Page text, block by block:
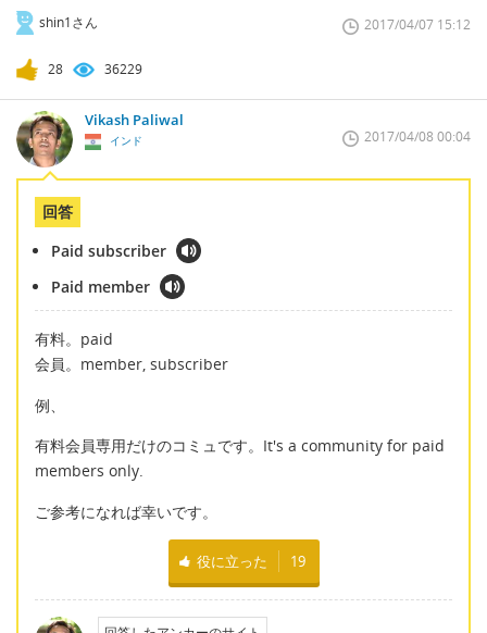
shin1さん 2017/04/07 15:12
28 36229
Vikash Paliwal
インド 2017/04/08 00:04
回答
Paid subscriber
Paid member
有料。paid
会員。member, subscriber
例、
有料会員専用だけのコミュです。It's a community for paid
members only.
ご参考になれば幸いです。
役に立った 19